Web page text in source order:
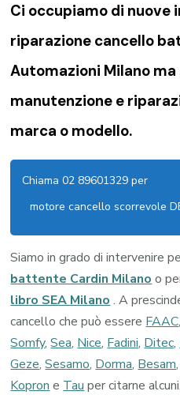
Ci occupiamo di nuove
riparazione cancello
Automazioni Milano
manutenzione e
marca o modello.
Chiama 02 89601329 per
motore cancello scorrevole
Siamo in grado di intervenire
battente Cardin Milano o
libro SEA Milano . A
cancello che può essere FAAC
Somfy,Sea, Nice, Fadini, Ditec,
Geze,Sesamo, Dorma, Besam
Kopron e Tau per citarne